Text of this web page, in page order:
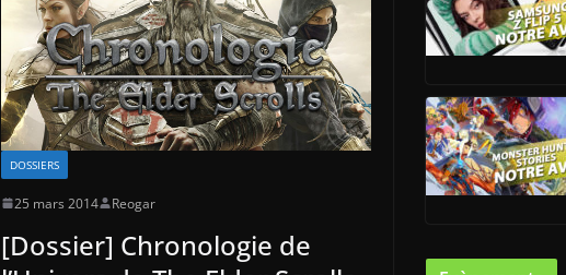
DOSSIERS
25 mars 2014 Reogar
[Dossier] Chronologie de